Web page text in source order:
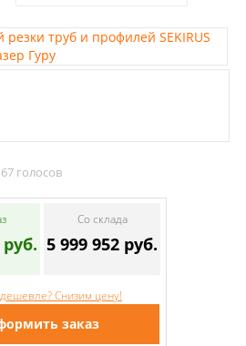
голосов
руб.
Со склада
5 999 952 руб.
Снизим цену!
заказ